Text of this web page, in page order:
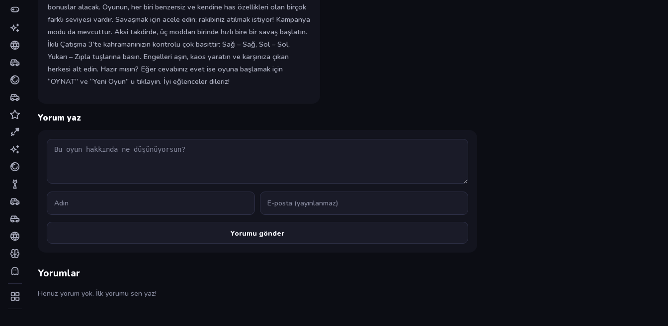
bonuslar alacak. Oyunun, her biri benzersiz ve kendine has özellikleri olan birçok
farklı seviyesi vardır. Savaşmak için acele edin; rakibiniz atılmak istiyor! Kampanya
modu da mevcuttur. Aksi takdirde, üç moddan birinde hızlı bire bir savaş başlatın.
İkili Çatışma 3’te kahramanınızın kontrolü çok basittir: Sağ – Sağ, Sol – Sol,
Yukarı – Zıpla tuşlarına basın. Engelleri aşın, kaos yaratın ve karşınıza çıkan
herkesi alt edin. Hazır mısın? Eğer cevabınız evet ise oyuna başlamak için
“OYNAT” ve “Yeni Oyun” u tıklayın. İyi eğlenceler dileriz!
Yorum yaz
Yorum
Ad E-posta
Yorumlar
Henüz yorum yok. İlk yorumu sen yaz!